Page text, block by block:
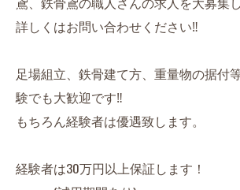
詳しくはお問い合わせください‼︎
足場組立、鉄骨建て方、重量物の据付
験でも大歓迎です‼︎
もちろん経験者は優遇致します。
経験者は30万円以上保証します！